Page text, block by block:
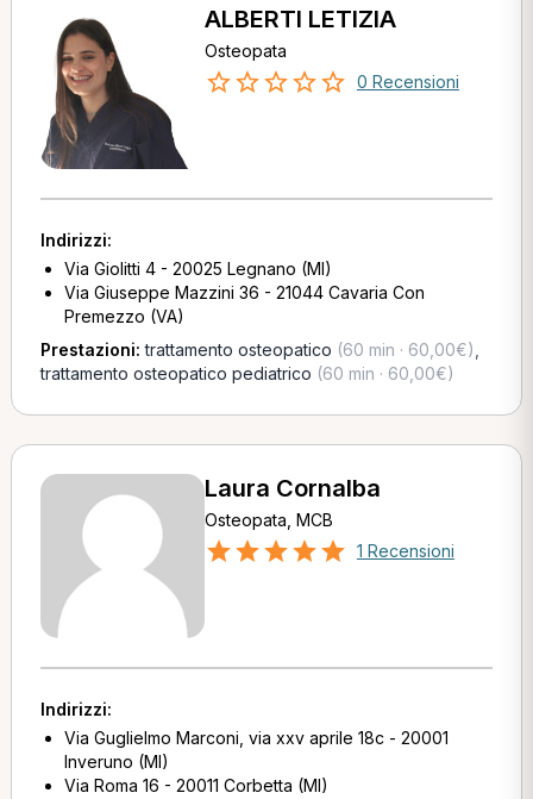
ALBERTI LETIZIA
Osteopata
0 Recensioni
Indirizzi:
Via Giolitti 4 - 20025 Legnano (MI)
Via Giuseppe Mazzini 36 - 21044 Cavaria Con
Premezzo (VA)
Prestazioni:trattamento osteopatico (60 min · 60,00€)
trattamento osteopatico pediatrico (60 min · 60,00€)
Laura Cornalba
Osteopata, MCB
1 Recensioni
Indirizzi:
Via Guglielmo Marconi, via xxv aprile 18c - 20001
Inveruno (MI)
Via Roma 16 - 20011 Corbetta (MI)